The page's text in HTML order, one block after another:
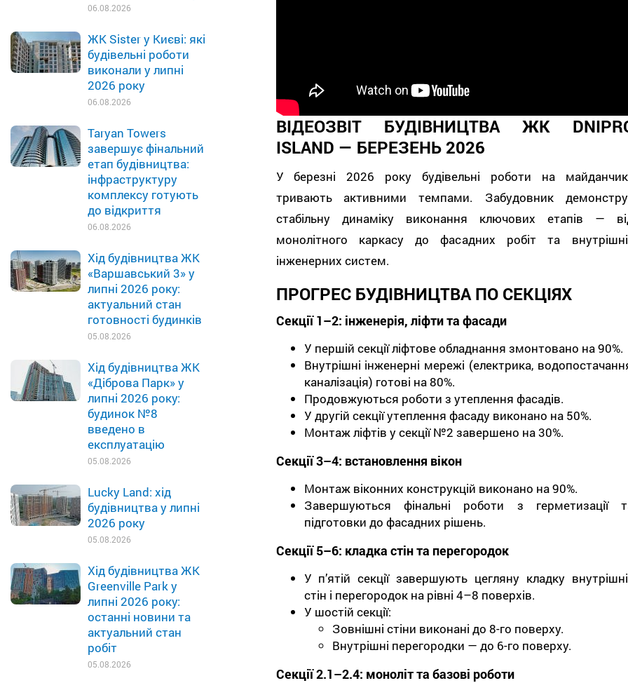
06.08.2026
ЖК Sister у Києві: які
будівельні роботи
виконали у липні
2026 року
06.08.2026
Taryan Towers
завершує фінальний
етап будівництва:
інфраструктуру
комплексу готують
до відкриття
06.08.2026
Хід будівництва ЖК
«Варшавський 3» у
липні 2026 року:
актуальний стан
готовності будинків
05.08.2026
Хід будівництва ЖК
«Діброва Парк» у
липні 2026 року:
будинок №8
введено в
експлуатацію
05.08.2026
Lucky Land: хід
будівництва у липні
2026 року
05.08.2026
Хід будівництва ЖК
Greenville Park у
липні 2026 року:
останні новини та
актуальний стан
робіт
05.08.2026
ВІДЕОЗВІТ БУДІВНИЦТВА ЖК
ISLAND — БЕРЕЗЕНЬ 2026
У березні 2026 року будівельні роботи на
тривають активними темпами. Забудовник
стабільну динаміку виконання ключових етапів —
монолітного каркасу до фасадних робіт та
інженерних систем.
ПРОГРЕС БУДІВНИЦТВА ПО СЕКЦІЯХ
Секції 1–2: інженерія, ліфти та фасади
У першій секції ліфтове обладнання змонтовано на 90%.
Внутрішні інженерні мережі (електрика,
каналізація) готові на 80%.
Продовжуються роботи з утеплення фасадів.
У другій секції утеплення фасаду виконано на 50%.
Монтаж ліфтів у секції №2 завершено на 30%.
Секції 3–4: встановлення вікон
Монтаж віконних конструкцій виконано на 90%.
Завершуються фінальні роботи з герметизації
підготовки до фасадних рішень.
Секції 5–6: кладка стін та перегородок
У п’ятій секції завершують цегляну кладку
стін і перегородок на рівні 4–8 поверхів.
У шостій секції:
Зовнішні стіни виконані до 8-го поверху.
Внутрішні перегородки — до 6-го поверху.
Секції 2.1–2.4: моноліт та базові роботи